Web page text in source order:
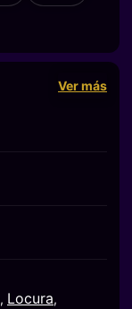
Ver más
, Locura,